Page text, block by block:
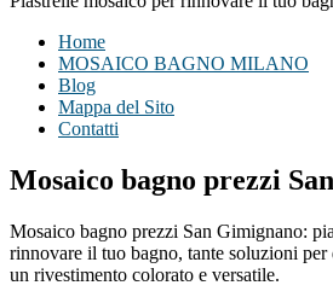
Home
MOSAICO BAGNO MILANO
Blog
Mappa del Sito
Contatti
Mosaico bagno prezzi
Mosaico bagno prezzi San Gimignano:
rinnovare il tuo bagno, tante soluzioni per
un rivestimento colorato e versatile.